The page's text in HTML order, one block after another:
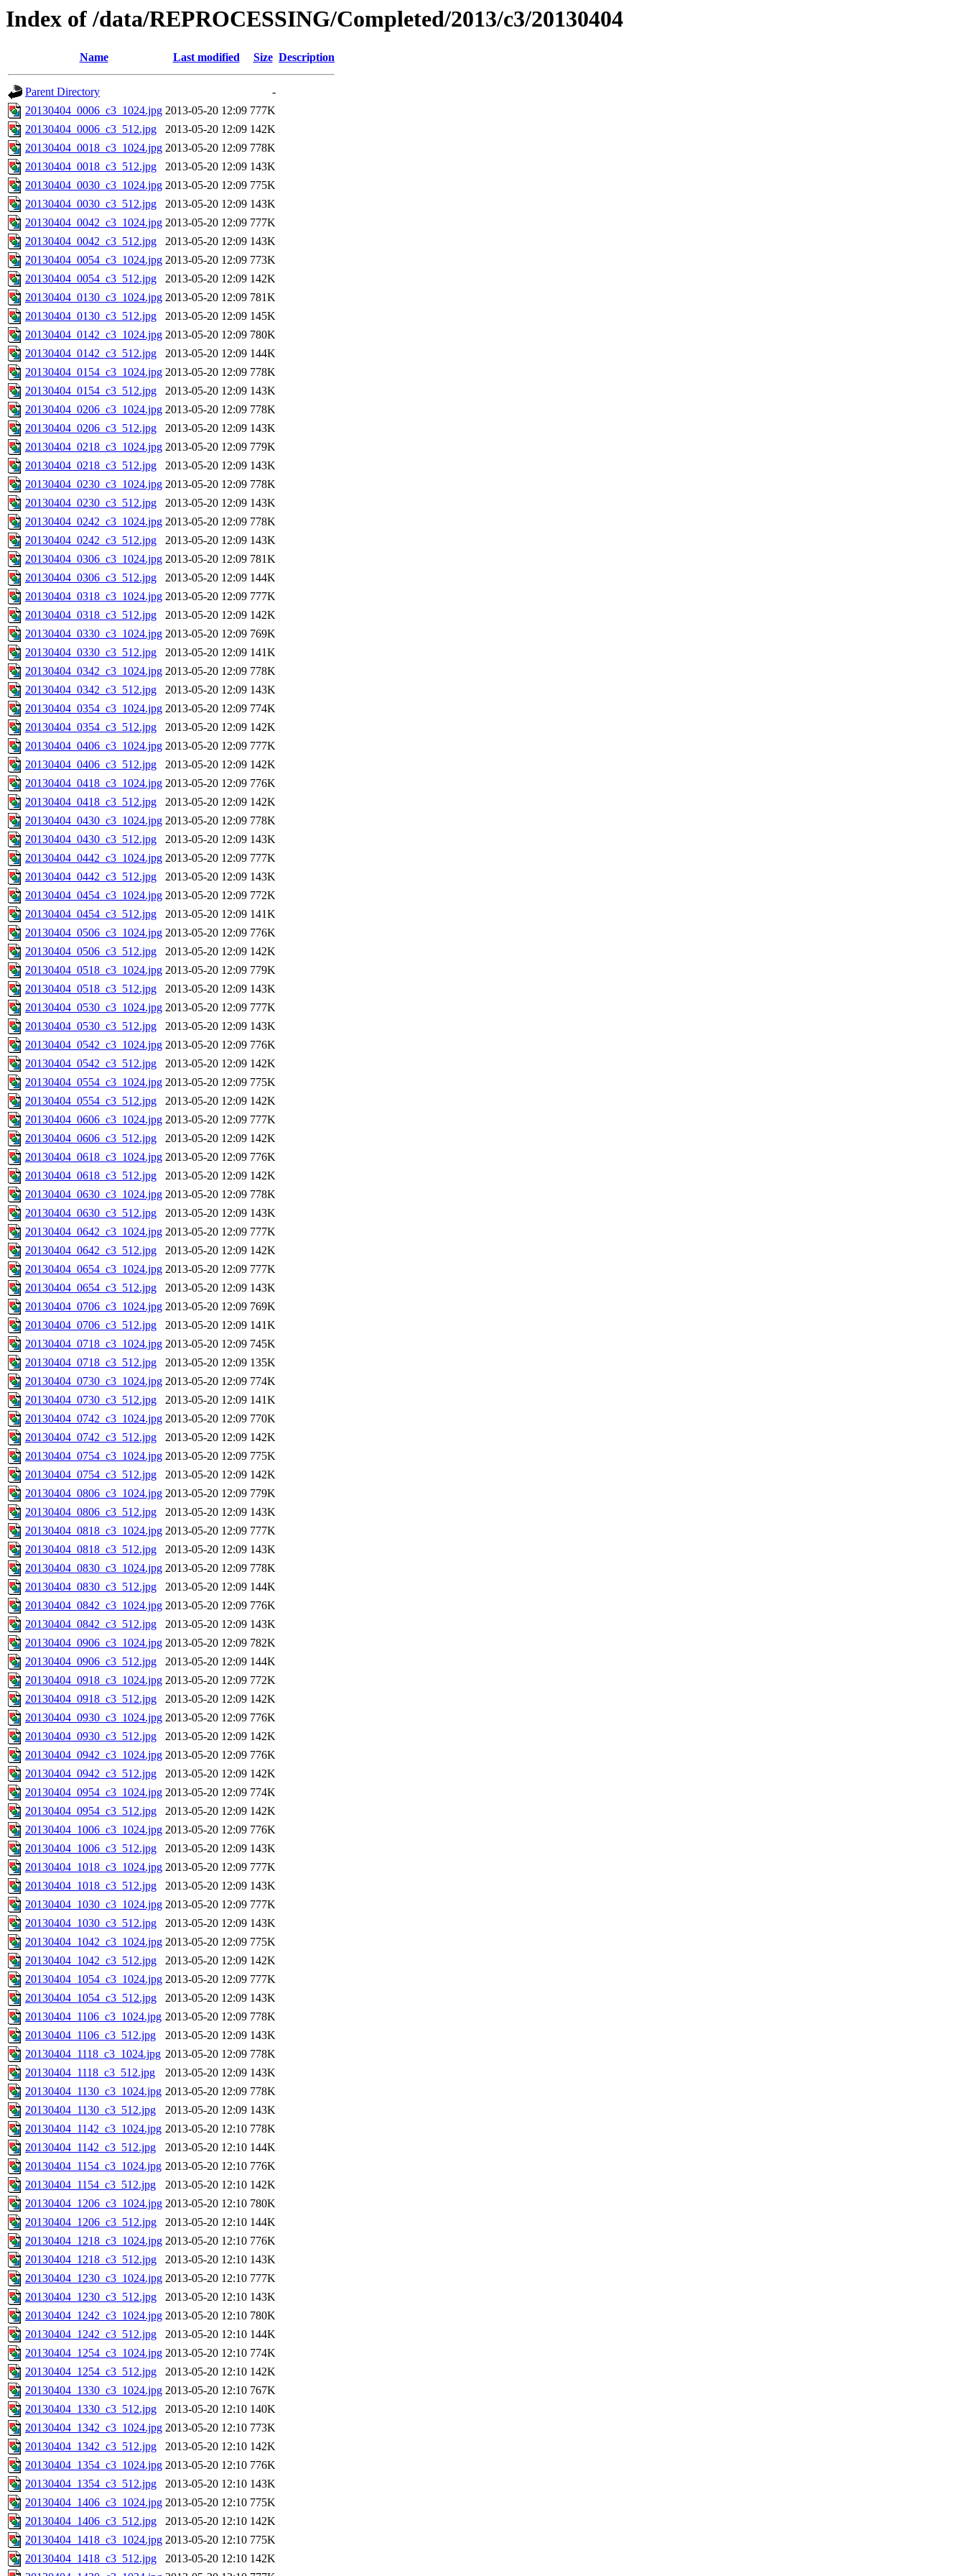
Index of /data/REPROCESSING/Completed/2013/c3/20130404
Name Last modified Size Description
Parent Directory
-
20130404_0006_c3_1024.jpg 2013-05-20 12:09 777K
20130404_0006_c3_512.jpg
2013-05-20 12:09 142K
20130404_0018_c3_1024.jpg 2013-05-20 12:09 778K
20130404_0018_c3_512.jpg
2013-05-20 12:09 143K
20130404_0030_c3_1024.jpg 2013-05-20 12:09 775K
20130404_0030_c3_512.jpg
2013-05-20 12:09 143K
20130404_0042_c3_1024.jpg 2013-05-20 12:09 777K
20130404_0042_c3_512.jpg
2013-05-20 12:09 143K
20130404_0054_c3_1024.jpg 2013-05-20 12:09 773K
20130404_0054_c3_512.jpg
2013-05-20 12:09 142K
20130404_0130_c3_1024.jpg 2013-05-20 12:09 781K
20130404_0130_c3_512.jpg
2013-05-20 12:09 145K
20130404_0142_c3_1024.jpg 2013-05-20 12:09 780K
20130404_0142_c3_512.jpg
2013-05-20 12:09 144K
20130404_0154_c3_1024.jpg 2013-05-20 12:09 778K
20130404_0154_c3_512.jpg
2013-05-20 12:09 143K
20130404_0206_c3_1024.jpg 2013-05-20 12:09 778K
20130404_0206_c3_512.jpg
2013-05-20 12:09 143K
20130404_0218_c3_1024.jpg 2013-05-20 12:09 779K
20130404_0218_c3_512.jpg
2013-05-20 12:09 143K
20130404_0230_c3_1024.jpg 2013-05-20 12:09 778K
20130404_0230_c3_512.jpg
2013-05-20 12:09 143K
20130404_0242_c3_1024.jpg 2013-05-20 12:09 778K
20130404_0242_c3_512.jpg
2013-05-20 12:09 143K
20130404_0306_c3_1024.jpg 2013-05-20 12:09 781K
20130404_0306_c3_512.jpg
2013-05-20 12:09 144K
20130404_0318_c3_1024.jpg 2013-05-20 12:09 777K
20130404_0318_c3_512.jpg
2013-05-20 12:09 142K
20130404_0330_c3_1024.jpg 2013-05-20 12:09 769K
20130404_0330_c3_512.jpg
2013-05-20 12:09 141K
20130404_0342_c3_1024.jpg 2013-05-20 12:09 778K
20130404_0342_c3_512.jpg
2013-05-20 12:09 143K
20130404_0354_c3_1024.jpg 2013-05-20 12:09 774K
20130404_0354_c3_512.jpg
2013-05-20 12:09 142K
20130404_0406_c3_1024.jpg 2013-05-20 12:09 777K
20130404_0406_c3_512.jpg
2013-05-20 12:09 142K
20130404_0418_c3_1024.jpg 2013-05-20 12:09 776K
20130404_0418_c3_512.jpg
2013-05-20 12:09 142K
20130404_0430_c3_1024.jpg 2013-05-20 12:09 778K
20130404_0430_c3_512.jpg
2013-05-20 12:09 143K
20130404_0442_c3_1024.jpg 2013-05-20 12:09 777K
20130404_0442_c3_512.jpg
2013-05-20 12:09 143K
20130404_0454_c3_1024.jpg 2013-05-20 12:09 772K
20130404_0454_c3_512.jpg
2013-05-20 12:09 141K
20130404_0506_c3_1024.jpg 2013-05-20 12:09 776K
20130404_0506_c3_512.jpg
2013-05-20 12:09 142K
20130404_0518_c3_1024.jpg 2013-05-20 12:09 779K
20130404_0518_c3_512.jpg
2013-05-20 12:09 143K
20130404_0530_c3_1024.jpg 2013-05-20 12:09 777K
20130404_0530_c3_512.jpg
2013-05-20 12:09 143K
20130404_0542_c3_1024.jpg 2013-05-20 12:09 776K
20130404_0542_c3_512.jpg
2013-05-20 12:09 142K
20130404_0554_c3_1024.jpg 2013-05-20 12:09 775K
20130404_0554_c3_512.jpg
2013-05-20 12:09 142K
20130404_0606_c3_1024.jpg 2013-05-20 12:09 777K
20130404_0606_c3_512.jpg
2013-05-20 12:09 142K
20130404_0618_c3_1024.jpg 2013-05-20 12:09 776K
20130404_0618_c3_512.jpg
2013-05-20 12:09 142K
20130404_0630_c3_1024.jpg 2013-05-20 12:09 778K
20130404_0630_c3_512.jpg
2013-05-20 12:09 143K
20130404_0642_c3_1024.jpg 2013-05-20 12:09 777K
20130404_0642_c3_512.jpg
2013-05-20 12:09 142K
20130404_0654_c3_1024.jpg 2013-05-20 12:09 777K
20130404_0654_c3_512.jpg
2013-05-20 12:09 143K
20130404_0706_c3_1024.jpg 2013-05-20 12:09 769K
20130404_0706_c3_512.jpg
2013-05-20 12:09 141K
20130404_0718_c3_1024.jpg 2013-05-20 12:09 745K
20130404_0718_c3_512.jpg
2013-05-20 12:09 135K
20130404_0730_c3_1024.jpg 2013-05-20 12:09 774K
20130404_0730_c3_512.jpg
2013-05-20 12:09 141K
20130404_0742_c3_1024.jpg 2013-05-20 12:09 770K
20130404_0742_c3_512.jpg
2013-05-20 12:09 142K
20130404_0754_c3_1024.jpg 2013-05-20 12:09 775K
20130404_0754_c3_512.jpg
2013-05-20 12:09 142K
20130404_0806_c3_1024.jpg 2013-05-20 12:09 779K
20130404_0806_c3_512.jpg
2013-05-20 12:09 143K
20130404_0818_c3_1024.jpg 2013-05-20 12:09 777K
20130404_0818_c3_512.jpg
2013-05-20 12:09 143K
20130404_0830_c3_1024.jpg 2013-05-20 12:09 778K
20130404_0830_c3_512.jpg
2013-05-20 12:09 144K
20130404_0842_c3_1024.jpg 2013-05-20 12:09 776K
20130404_0842_c3_512.jpg
2013-05-20 12:09 143K
20130404_0906_c3_1024.jpg 2013-05-20 12:09 782K
20130404_0906_c3_512.jpg
2013-05-20 12:09 144K
20130404_0918_c3_1024.jpg 2013-05-20 12:09 772K
20130404_0918_c3_512.jpg
2013-05-20 12:09 142K
20130404_0930_c3_1024.jpg 2013-05-20 12:09 776K
20130404_0930_c3_512.jpg
2013-05-20 12:09 142K
20130404_0942_c3_1024.jpg 2013-05-20 12:09 776K
20130404_0942_c3_512.jpg
2013-05-20 12:09 142K
20130404_0954_c3_1024.jpg 2013-05-20 12:09 774K
20130404_0954_c3_512.jpg
2013-05-20 12:09 142K
20130404_1006_c3_1024.jpg 2013-05-20 12:09 776K
20130404_1006_c3_512.jpg
2013-05-20 12:09 143K
20130404_1018_c3_1024.jpg 2013-05-20 12:09 777K
20130404_1018_c3_512.jpg
2013-05-20 12:09 143K
20130404_1030_c3_1024.jpg 2013-05-20 12:09 777K
20130404_1030_c3_512.jpg
2013-05-20 12:09 143K
20130404_1042_c3_1024.jpg 2013-05-20 12:09 775K
20130404_1042_c3_512.jpg
2013-05-20 12:09 142K
20130404_1054_c3_1024.jpg 2013-05-20 12:09 777K
20130404_1054_c3_512.jpg
2013-05-20 12:09 143K
20130404_1106_c3_1024.jpg 2013-05-20 12:09 778K
20130404_1106_c3_512.jpg
2013-05-20 12:09 143K
20130404_1118_c3_1024.jpg 2013-05-20 12:09 778K
20130404_1118_c3_512.jpg
2013-05-20 12:09 143K
20130404_1130_c3_1024.jpg 2013-05-20 12:09 778K
20130404_1130_c3_512.jpg
2013-05-20 12:09 143K
20130404_1142_c3_1024.jpg 2013-05-20 12:10 778K
20130404_1142_c3_512.jpg
2013-05-20 12:10 144K
20130404_1154_c3_1024.jpg 2013-05-20 12:10 776K
20130404_1154_c3_512.jpg
2013-05-20 12:10 142K
20130404_1206_c3_1024.jpg 2013-05-20 12:10 780K
20130404_1206_c3_512.jpg
2013-05-20 12:10 144K
20130404_1218_c3_1024.jpg 2013-05-20 12:10 776K
20130404_1218_c3_512.jpg
2013-05-20 12:10 143K
20130404_1230_c3_1024.jpg 2013-05-20 12:10 777K
20130404_1230_c3_512.jpg
2013-05-20 12:10 143K
20130404_1242_c3_1024.jpg 2013-05-20 12:10 780K
20130404_1242_c3_512.jpg
2013-05-20 12:10 144K
20130404_1254_c3_1024.jpg 2013-05-20 12:10 774K
20130404_1254_c3_512.jpg
2013-05-20 12:10 142K
20130404_1330_c3_1024.jpg 2013-05-20 12:10 767K
20130404_1330_c3_512.jpg
2013-05-20 12:10 140K
20130404_1342_c3_1024.jpg 2013-05-20 12:10 773K
20130404_1342_c3_512.jpg
2013-05-20 12:10 142K
20130404_1354_c3_1024.jpg 2013-05-20 12:10 776K
20130404_1354_c3_512.jpg
2013-05-20 12:10 143K
20130404_1406_c3_1024.jpg 2013-05-20 12:10 775K
20130404_1406_c3_512.jpg
2013-05-20 12:10 142K
20130404_1418_c3_1024.jpg 2013-05-20 12:10 775K
20130404_1418_c3_512.jpg
2013-05-20 12:10 142K